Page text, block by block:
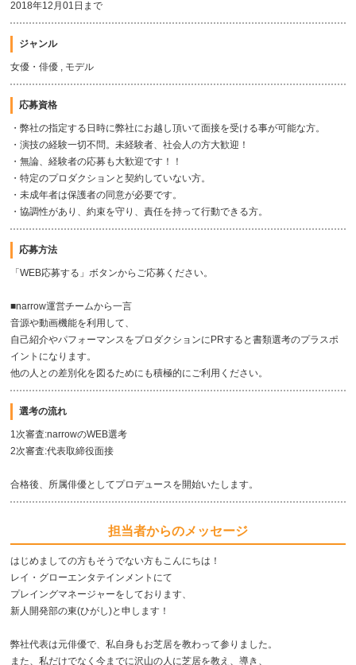
2018年12月01日まで
ジャンル
女優・俳優 , モデル
応募資格
・弊社の指定する日時に弊社にお越し頂いて面接を受ける事が可能な方。
・演技の経験一切不問。未経験者、社会人の方大歓迎！
・無論、経験者の応募も大歓迎です！！
・特定のプロダクションと契約していない方。
・未成年者は保護者の同意が必要です。
・協調性があり、約束を守り、責任を持って行動できる方。
応募方法
「WEB応募する」ボタンからご応募ください。
■narrow運営チームから一言
音源や動画機能を利用して、
自己紹介やパフォーマンスをプロダクションにPRすると書類選考のプラスポ
イントになります。
他の人との差別化を図るためにも積極的にご利用ください。
選考の流れ
1次審査:narrowのWEB選考
2次審査:代表取締役面接
合格後、所属俳優としてプロデュースを開始いたします。
担当者からのメッセージ
はじめましての方もそうでない方もこんにちは！
レイ・グローエンタテインメントにて
プレイングマネージャーをしております、
新人開発部の東(ひがし)と申します！
弊社代表は元俳優で、私自身もお芝居を教わって参りました。
また、私だけでなく今までに沢山の人に芝居を教え、導き、